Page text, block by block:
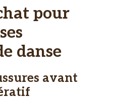
pour
danse
avant